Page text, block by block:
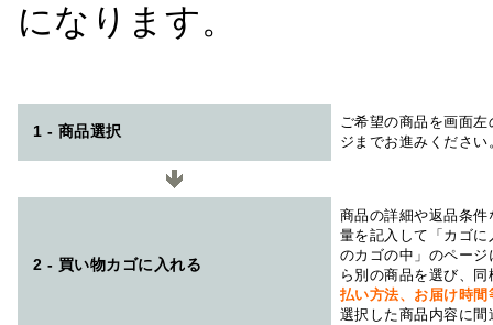
になります。
1 - 商品選択
ご希望の商品を画面
ジまでお進みください
2 - 買い物カゴに入れる
商品の詳細や返品条
量を記入して「カゴ
のカゴの中」のペー
ら別の商品を選び、
払い方法、お届け時
選択した商品内容に